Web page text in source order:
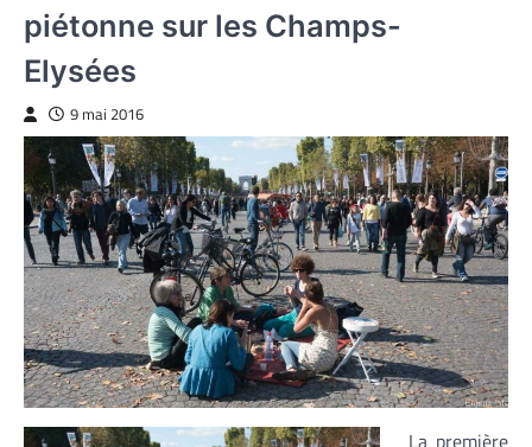
piétonne sur les Champs-
Elysées
9 mai 2016